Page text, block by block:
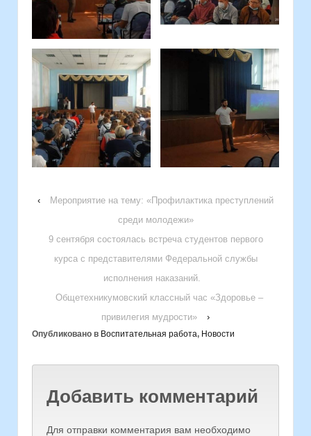
‹
Мероприятие на тему: «Профилактика преступлений
среди молодежи»
9 сентября состоялась встреча студентов первого
курса с представителями Федеральной службы
исполнения наказаний.
Общетехникумовский классный час «Здоровье –
привилегия мудрости»
›
Опубликовано в Воспитательная работа, Новости
Добавить комментарий
Для отправки комментария вам необходимо